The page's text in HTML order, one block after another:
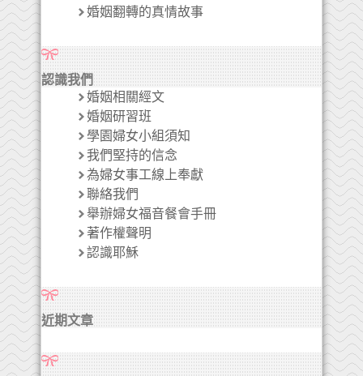
婚姻翻轉的真情故事
認識我們
婚姻相關經文
婚姻研習班
學園婦女小組須知
我們堅持的信念
為婦女事工線上奉獻
聯絡我們
舉辦婦女福音餐會手冊
著作權聲明
認識耶穌
近期文章